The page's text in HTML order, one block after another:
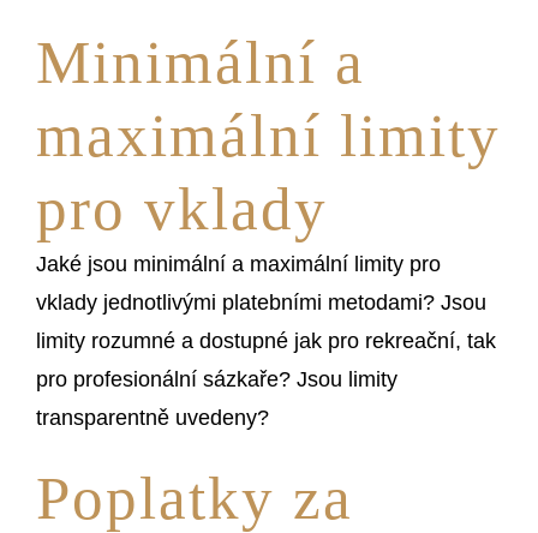
Minimální a
maximální limity
pro vklady
Jaké jsou minimální a maximální limity pro
vklady jednotlivými platebními metodami? Jsou
limity rozumné a dostupné jak pro rekreační, tak
pro profesionální sázkaře? Jsou limity
transparentně uvedeny?
Poplatky za